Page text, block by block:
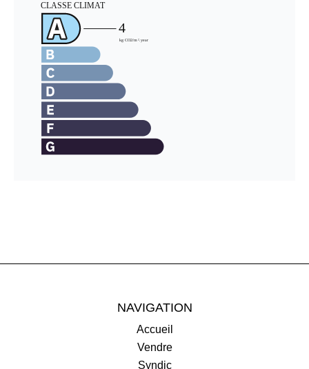
NAVIGATION
Accueil
Vendre
Syndic